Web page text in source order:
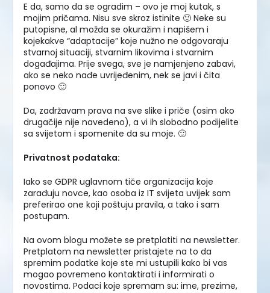
E da, samo da se ogradim – ovo je moj kutak, s
mojim pričama. Nisu sve skroz istinite 🙂 Neke su
putopisne, al možda se okuražim i napišem i
kojekakve “adaptacije” koje nužno ne odgovaraju
stvarnoj situaciji, stvarnim likovima i stvarnim
događajima. Prije svega, sve je namjenjeno zabavi,
ako se neko nađe uvrijeđenim, nek se javi i čita
ponovo 🙂
Da, zadržavam prava na sve slike i priče (osim ako
drugačije nije navedeno), a vi ih slobodno podijelite
sa svijetom i spomenite da su moje. 🙂
Privatnost podataka:
Iako se GDPR uglavnom tiče organizacija koje
zarađuju novce, kao osoba iz IT svijeta uvijek sam
preferirao one koji poštuju pravila, a tako i sam
postupam.
Na ovom blogu možete se pretplatiti na newsletter.
Pretplatom na newsletter pristajete na to da
spremim podatke koje ste mi ustupili kako bi vas
mogao povremeno kontaktirati i informirati o
novostima. Podaci koje spremam su: ime, prezime,